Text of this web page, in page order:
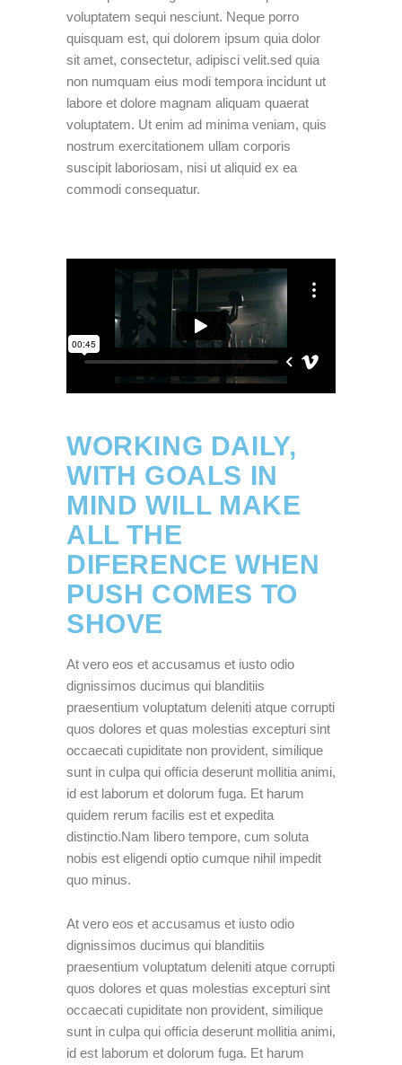
voluptatem sequi nesciunt. Neque porro
quisquam est, qui dolorem ipsum quia dolor
sit amet, consectetur, adipisci velit.sed quia
non numquam eius modi tempora incidunt ut
labore et dolore magnam aliquam quaerat
voluptatem. Ut enim ad minima veniam, quis
nostrum exercitationem ullam corporis
suscipit laboriosam, nisi ut aliquid ex ea
commodi consequatur.
WORKING DAILY,
WITH GOALS IN
MIND WILL MAKE
ALL THE
DIFERENCE WHEN
PUSH COMES TO
SHOVE
At vero eos et accusamus et iusto odio
dignissimos ducimus qui blanditiis
praesentium voluptatum deleniti atque corrupti
quos dolores et quas molestias excepturi sint
occaecati cupiditate non provident, similique
sunt in culpa qui officia deserunt mollitia animi,
id est laborum et dolorum fuga. Et harum
quidem rerum facilis est et expedita
distinctio.Nam libero tempore, cum soluta
nobis est eligendi optio cumque nihil impedit
quo minus.
At vero eos et accusamus et iusto odio
dignissimos ducimus qui blanditiis
praesentium voluptatum deleniti atque corrupti
quos dolores et quas molestias excepturi sint
occaecati cupiditate non provident, similique
sunt in culpa qui officia deserunt mollitia animi,
id est laborum et dolorum fuga. Et harum